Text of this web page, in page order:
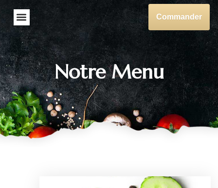
Commander
Notre Menu